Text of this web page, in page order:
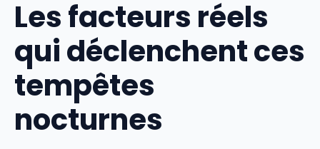
Les facteurs réels
qui déclenchent ces
tempêtes
nocturnes